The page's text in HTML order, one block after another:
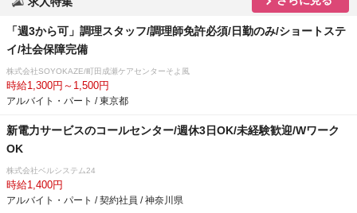
「週3から可」調理スタッフ/調理師免許必須/日勤のみ/ショートステ
イ/社会保障完備
株式会社SOYOKAZE/町田成瀬ケアセンターそよ風
時給1,300円～1,500円
アルバイト・パート / 東京都
新電力サービスのコールセンター/週休3日OK/未経験歓迎/Wワーク
OK
株式会社ベルシステム24
時給1,400円
アルバイト・パート / 契約社員 / 神奈川県